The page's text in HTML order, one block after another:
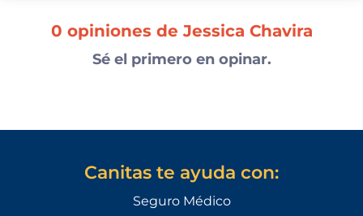
0 opiniones de Jessica Chavira
Sé el primero en opinar.
Canitas te ayuda con:
Seguro Médico